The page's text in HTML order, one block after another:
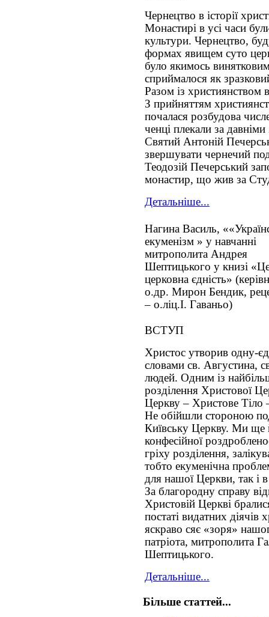
Чернецтво в історії
Монастирі в усі часи
культури. Чернецтво,
формах явищем суто
було якимось
сприймалося як
Разом із християнством
З прийняттям
почалася розбудова
ченці плекали за
Святий Антоній
звершувати чернечий
Теодозій Печерський
монастир, що жив за
Детальніше...
Нагина Василь,
екуменізм » у навчанні
митрополита Андрея
Шептицького у книзі
церковна єдність»
о.др. Мирон Бендик,
– о.ліц.І. Гаваньо)
ВСТУП
Христос утворив одну-
словами св. Августина,
людей. Одним із
розділення Христової
Церкву – Христове Тіло
Не обійшли стороною
Київську Церкву. Ми ще
конфесійної
гріху розділення,
тобто екуменічна
для нашої Церкви, так і
За благородну справу
Христовій Церкві
постаті видатних діячів
яскраво сяє «зоря»
патріота, митрополита
Шептицького.
Детальніше...
Більше статтей...